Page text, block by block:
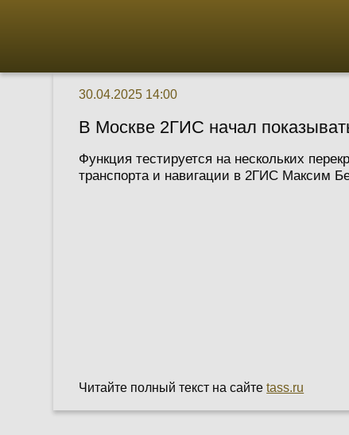
30.04.2025 14:00
В Москве 2ГИС начал
Функция тестируется на нескольких
транспорта и навигации в 2ГИС Максим
Читайте полный текст на сайтеtass.ru